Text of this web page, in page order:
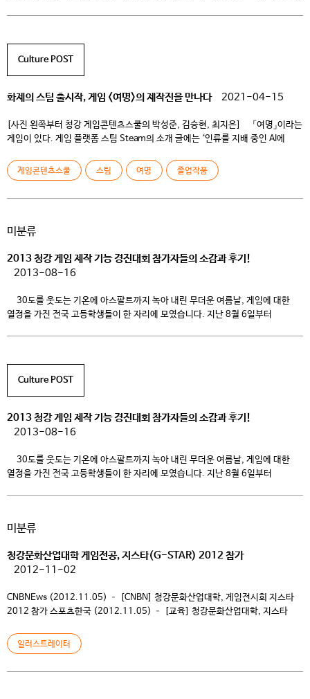
Culture POST
화제의 스팀 출시작, 게임 <여명>의 제작진을 만나다 2021-04-15
[사진 왼쪽부터 청강 게임콘텐츠스쿨의 박성준, 김승현, 최지은] 「여명」이라는
게임이 있다. 게임 플랫폼 스팀 Steam의 소개 글에는 ‘인류를 지배 중인 AI에
담은 3인칭 슈팅 게임’이라고 되어 있다. 2021년 4월 현재, 총 4,000개가 넘는
리뷰에 별점 네 개 반이 넘는 압도적인 찬사를 얻고 […]
게임콘텐츠스쿨 스팀 여명 졸업작품
미분류
2013 청강 게임 제작 기능 경진대회 참가자들의 소감과 후기!
2013-08-16
30도를 웃도는 기온에 아스팔트까지 녹아 내린 무더운 여름날, 게임에 대한
열정을 가진 전국 고등학생들이 한 자리에 모였습니다. 지난 8월 6일부터
[…]Culture POST
2013 청강 게임 제작 기능 경진대회 참가자들의 소감과 후기!
2013-08-16
30도를 웃도는 기온에 아스팔트까지 녹아 내린 무더운 여름날, 게임에 대한
열정을 가진 전국 고등학생들이 한 자리에 모였습니다. 지난 8월 6일부터
제작 기능경기대회 현장 속으로 Go Go! 청강게임제작 기능경기대회는 전국
미분류
청강문화산업대학 게임전공, 지스타(G-STAR) 2012 참가
2012-11-02
CNBNEws (2012.11.05) – [CNBN] 청강문화산업대학, 게임전시회 지스타
2012 참가 스포츠한국 (2012.11.05) – [교육] 청강문화산업대학, 지스타
지스타(G-STAR) 2012 참가 다음미디어 (2012.11.02) – 청강문화산업대학
게임전공, 지스타(G-STAR) 2012 참가 야후미디어 (2012.11.02) –
일러스트레이터